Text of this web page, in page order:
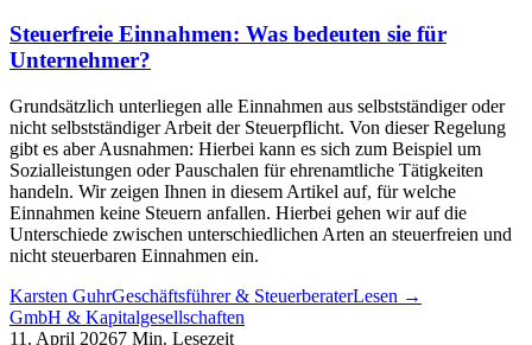
Steuerfreie Einnahmen: Was bedeuten sie für
Unternehmer?
Grundsätzlich unterliegen alle Einnahmen aus selbstständiger oder
nicht selbstständiger Arbeit der Steuerpflicht. Von dieser Regelung
gibt es aber Ausnahmen: Hierbei kann es sich zum Beispiel um
Sozialleistungen oder Pauschalen für ehrenamtliche Tätigkeiten
handeln. Wir zeigen Ihnen in diesem Artikel auf, für welche
Einnahmen keine Steuern anfallen. Hierbei gehen wir auf die
Unterschiede zwischen unterschiedlichen Arten an steuerfreien und
nicht steuerbaren Einnahmen ein.
Karsten GuhrGeschäftsführer & SteuerberaterLesen →
GmbH & Kapitalgesellschaften
11. April 20267 Min. Lesezeit